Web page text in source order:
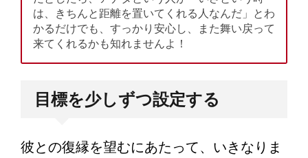
は、きちんと距離を置いてくれる人なんだ」とわ
かるだけでも、すっかり安心し、また舞い戻って
来てくれるかも知れませんよ！
目標を少しずつ設定する
彼との復縁を望むにあたって、いきなりま